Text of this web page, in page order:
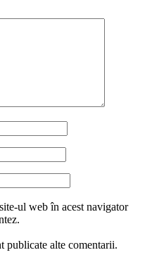
ul web în acest navigator
publicate alte comentarii.